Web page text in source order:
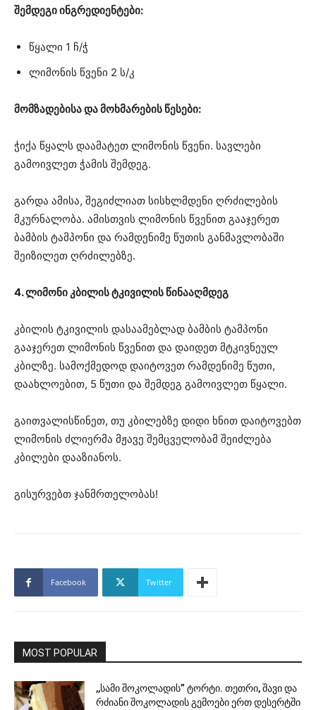
შემდეგი ინგრედიენტები:
წყალი 1 ჩ/ჭ
ლიმონის წვენი 2 ს/კ
მომზადებისა და მოხმარების წესები:
ჭიქა წყალს დაამატეთ ლიმონის წვენი. სავლები
გამოივლეთ ჭამის შემდეგ.
გარდა ამისა, შეგიძლიათ სისხლმდენი ღრძილების
მკურნალობა. ამისთვის ლიმონის წვენით გააჯერეთ
ბამბის ტამპონი და რამდენიმე წუთის განმავლობაში
შეიზილეთ ღრძილებზე.
4. ლიმონი კბილის ტკივილის წინააღმდეგ
კბილის ტკივილის დასაამებლად ბამბის ტამპონი
გააჯერეთ ლიმონის წვენით და დაიდეთ მტკივნეულ
კბილზე. სამოქმედოდ დაიტოვეთ რამდენიმე წუთი,
დაახლოებით, 5 წუთი და შემდეგ გამოივლეთ წყალი.
გაითვალისწინეთ, თუ კბილებზე დიდი ხნით დაიტოვებთ
ლიმონის ძლიერმა მჟავე შემცველობამ შეიძლება
კბილები დააზიანოს.
გისურვებთ ჯანმრთელობას!
Facebook Twitter
MOST POPULAR
,,სამი შოკოლადის” ტორტი. თეთრი, შავი და
რძიანი შოკოლადის გემოები ერთ დესერტში